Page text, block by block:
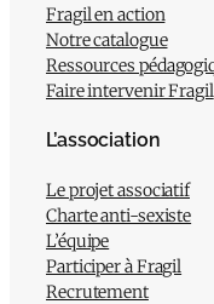
Fragil en action
Notre catalogue
Ressources
Faire intervenir Fragil
L’association
Le projet associatif
Charte anti-sexiste
L’équipe
Participer à Fragil
Recrutement